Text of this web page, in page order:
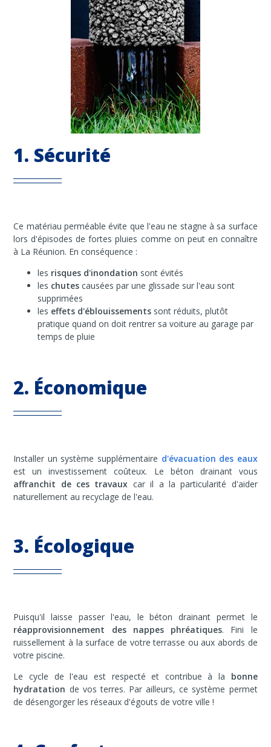
1. Sécurité
Ce matériau perméable évite que l'eau ne stagne à sa surface
lors d'épisodes de fortes pluies comme on peut en connaître
à La Réunion. En conséquence :
les risques d'inondation sont évités
les chutes causées par une glissade sur l'eau sont
supprimées
les effets d'éblouissements sont réduits, plutôt
pratique quand on doit rentrer sa voiture au garage par
temps de pluie
2. Économique
Installer un système supplémentaire d'évacuation des eaux
est un investissement coûteux. Le béton drainant vous
affranchit de ces travaux car il a la particularité d'aider
naturellement au recyclage de l'eau.
3. Écologique
Puisqu'il laisse passer l'eau, le béton drainant permet le
réapprovisionnement des nappes phréatiques. Fini le
ruissellement à la surface de votre terrasse ou aux abords de
votre piscine.
Le cycle de l'eau est respecté et contribue à la bonne
hydratation de vos terres. Par ailleurs, ce système permet
de désengorger les réseaux d'égouts de votre ville !